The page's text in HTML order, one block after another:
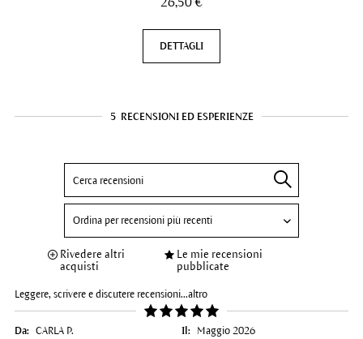
DETTAGLI
5 RECENSIONI ED ESPERIENZE
Rivedere altri
acquisti
Le mie recensioni
pubblicate
Leggere, scrivere e discutere recensioni...altro
Da: CARLA P. Il: Maggio 2026